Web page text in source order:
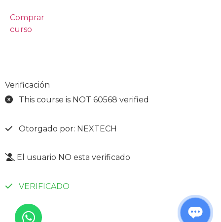
Comprar
curso
Verificación
This course is NOT 60568 verified
Otorgado por: NEXTECH
El usuario NO esta verificado
VERIFICADO